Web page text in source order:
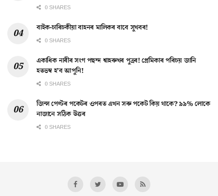
0 SHARES
বাইক-চাৰিচকীয়া বাহনৰ মালিকৰ বাবে সুখবৰ!
0 SHARES
একাধিক নাৰীৰ সংগ পছন্দ শ্বাহৰুখৰ পুত্ৰৰ! প্ৰেমিকাৰ পৰিচয় জানি
হতভম্ব হ’ব আপুনি!
0 SHARES
জিন্স পেণ্টৰ পকেটৰ ওপৰত এখন সৰু পকেট কিয় থাকে? ৯৯% লোকে
নাজানে সঠিক উত্তৰ
0 SHARES